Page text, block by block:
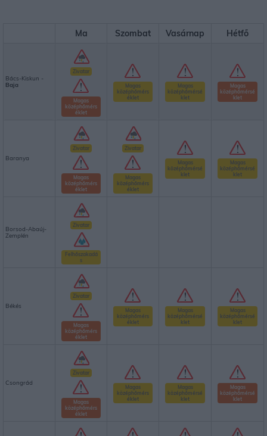
Ma Szombat Vasárnap Hétfő
Bács-Kiskun -
Baja
Zivatar
Magas
középhőmérs
éklet
Magas
középhőmérs
éklet
Magas
középhőmérsé
klet
Magas
középhőmérsé
klet
Baranya
Zivatar
Magas
középhőmérs
éklet
Zivatar
Magas
középhőmérs
éklet
Magas
középhőmérsé
klet
Magas
középhőmérsé
klet
Borsod-Abaúj-
Zemplén
Zivatar
Felhőszakadá
s
Békés
Zivatar
Magas
középhőmérs
éklet
Magas
középhőmérs
éklet
Magas
középhőmérsé
klet
Magas
középhőmérsé
klet
Csongrád
Zivatar
Magas
középhőmérs
éklet
Magas
középhőmérs
éklet
Magas
középhőmérsé
klet
Magas
középhőmérsé
klet